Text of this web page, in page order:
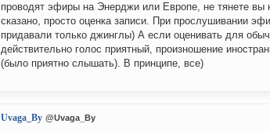
проводят эфиры на Энерджи или Европе, не тянете вы
сказано, просто оценка записи. При прослушивании
придавали только джинглы) А если оценивать для
действительно голос приятный, произношение
(было приятно слышать). В принципе, все)
Uvaga_By @Uvaga_By